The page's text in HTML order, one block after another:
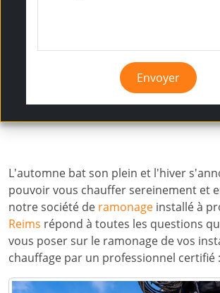
Envoyer
L'automne bat son plein et l'hiver
pouvoir vous chauffer sereinement et
notre société de ramonage installé à
Reims répond à toutes les questions
vous poser sur le ramonage de vos
chauffage par un professionnel certifié :